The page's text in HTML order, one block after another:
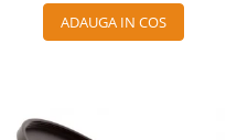
ADAUGA IN COS